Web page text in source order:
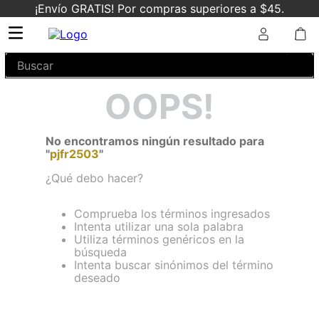
¡Envío GRATIS! Por compras superiores a $45.
Buscar
OOPS!
No encontramos ningún resultado para
"pjfr2503"
¿Qué debo hacer?
Comprueba los términos ingresados
Intenta utilizar una sola palabra
Utiliza términos genéricos en la
búsqueda
Intenta buscar sinónimos del término
deseado